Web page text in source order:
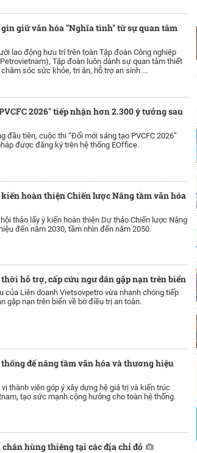
giữ văn hóa "Nghĩa tình" từ sự quan tâm
lao động hưu trí trên toàn Tập đoàn Công nghiệp
Tập đoàn luôn dành sự quan tâm thiết
sóc sức khỏe, tri ân, hỗ trợ an sinh ...
2026" tiếp nhận hơn 2.300 ý tưởng sau
đầu tiên, cuộc thi “Đổi mới sáng tạo PVCFC 2026”
được đăng ký trên hệ thống EOffice.
hoàn thiện Chiến lược Nâng tầm văn hóa
thảo lấy ý kiến hoàn thiện Dự thảo Chiến lược Nâng
đến năm 2030, tầm nhìn đến năm 2050.
hỗ trợ, cấp cứu ngư dân gặp nạn trên biển
của Liên doanh Vietsovpetro vừa nhanh chóng tiếp
gặp nạn trên biển về bờ điều trị an toàn.
để nâng tầm văn hóa và thương hiệu
thành viên góp ý xây dựng hệ giá trị và kiến trúc
tạo sức mạnh cộng hưởng cho toàn hệ thống.
hùng thiêng tại các địa chỉ đỏ